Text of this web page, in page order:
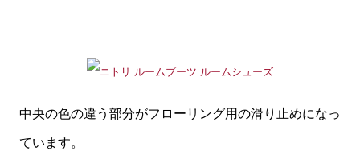
中央の色の違う部分がフローリング用の滑り止めになっ
ています。